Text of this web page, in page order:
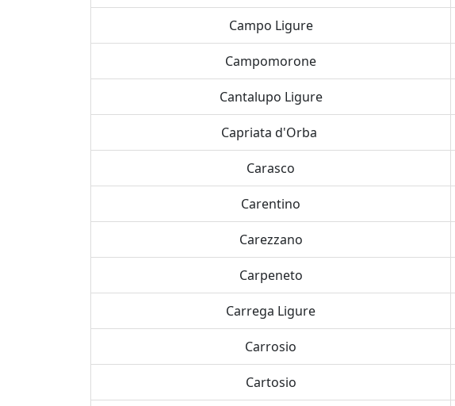
Campo Ligure
Campomorone
Cantalupo Ligure
Capriata d'Orba
Carasco
Carentino
Carezzano
Carpeneto
Carrega Ligure
Carrosio
Cartosio